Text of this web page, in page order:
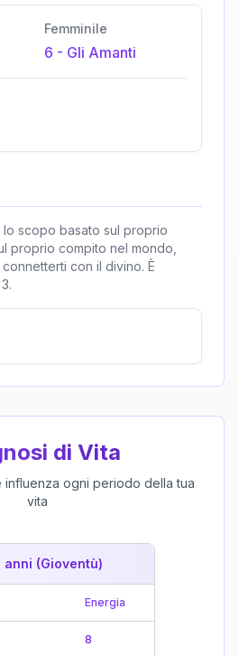
Femminile
6 - Gli Amanti
scopo basato sul proprio
proprio compito nel mondo,
con il divino. È
di Vita
ogni periodo della tua
vita
anni (Gioventù)
Energia
8